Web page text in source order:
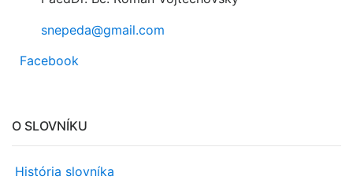
snepeda@gmail.com
Facebook
O SLOVNÍKU
História slovníka